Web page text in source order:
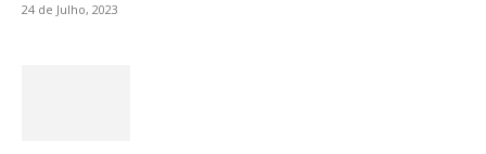
24 de Julho, 2023